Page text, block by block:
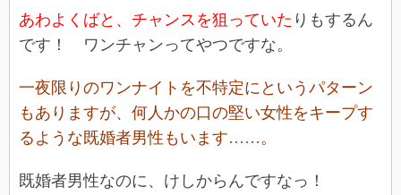
あわよくばと、チャンスを狙っていた りもするん
です！ ワンチャンってやつですな。
一夜限りのワンナイトを不特定にというパターン
もありますが、何人かの口の堅い女性をキープす
るような既婚者男性もいます……。
既婚者男性なのに、けしからんですなっ！